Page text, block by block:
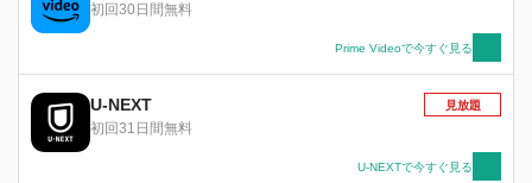
初回30日間無料
Prime Videoで今すぐ見る
U-NEXT
初回31日間無料
見放題
U-NEXTで今すぐ見る